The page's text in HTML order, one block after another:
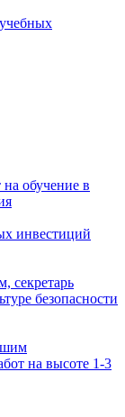
обучение в
инвестиций
секретарь
безопасности
на высоте 1-3